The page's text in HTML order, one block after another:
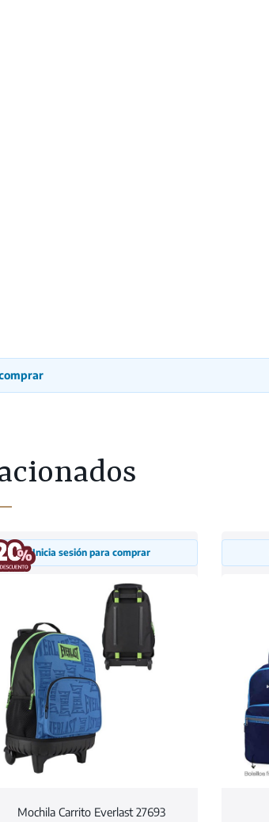
Inicia sesión para comprar
Mochila Carrito Everlast 27693